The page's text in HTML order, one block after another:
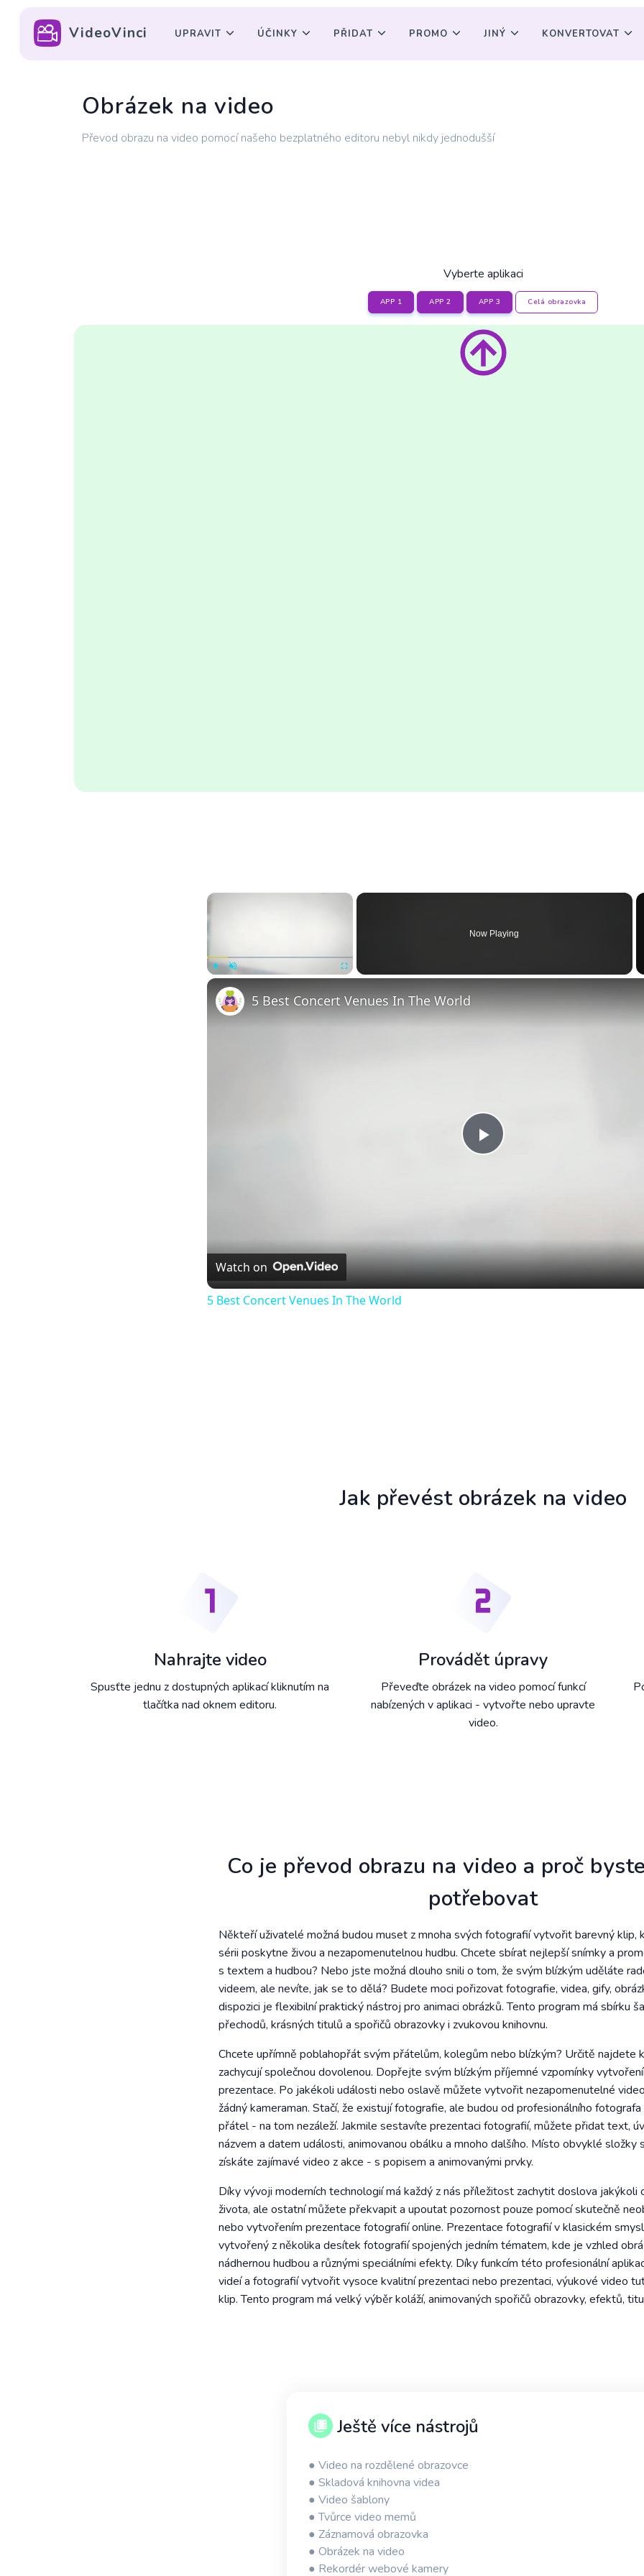
VideoVinci UPRAVIT ÚČINKY PŘIDAT PROMO JINÝ KONVERTOVAT
Obrázek na video
Převod obrazu na video pomocí našeho bezplatného editoru nebyl nikdy jednodušší
Vyberte aplikaci
APP 1 APP 2 APP 3 Celá obrazovka
×
Now Playing
Play
5 Best Concert Venues In The World
Watch on
5 Best Concert Venues In The World
Jak převést obrázek na video
Nahrajte video
Spusťte jednu z dostupných aplikací kliknutím na
tlačítka nad oknem editoru.
Provádět úpravy
Převeďte obrázek na video pomocí funkcí
nabízených v aplikaci - vytvořte nebo upravte
video.
Co je převod obrazu na video a proč
potřebovat
Někteří uživatelé možná budou muset z mnoha svých fotografií vytvořit barevný klip,
sérii poskytne živou a nezapomenutelnou hudbu. Chcete sbírat nejlepší snímky a
s textem a hudbou? Nebo jste možná dlouho snili o tom, že svým blízkým uděláte
videem, ale nevíte, jak se to dělá? Budete moci pořizovat fotografie, videa, gify,
dispozici je flexibilní praktický nástroj pro animaci obrázků. Tento program má sbírku
přechodů, krásných titulů a spořičů obrazovky i zvukovou knihovnu.
Chcete upřímně poblahopřát svým přátelům, kolegům nebo blízkým? Určitě najdete
zachycují společnou dovolenou. Dopřejte svým blízkým příjemné vzpomínky
prezentace. Po jakékoli události nebo oslavě můžete vytvořit nezapomenutelné
žádný kameraman. Stačí, že existují fotografie, ale budou od profesionálního
přátel - na tom nezáleží. Jakmile sestavíte prezentaci fotografií, můžete přidat text,
názvem a datem události, animovanou obálku a mnoho dalšího. Místo obvyklé
získáte zajímavé video z akce - s popisem a animovanými prvky.
Díky vývoji moderních technologií má každý z nás příležitost zachytit doslova jakýkoli
života, ale ostatní můžete překvapit a upoutat pozornost pouze pomocí skutečně
nebo vytvořením prezentace fotografií online. Prezentace fotografií v klasickém
vytvořený z několika desítek fotografií spojených jedním tématem, kde je vzhled
nádhernou hudbou a různými speciálními efekty. Díky funkcím této profesionální
videí a fotografií vytvořit vysoce kvalitní prezentaci nebo prezentaci, výukové video
klip. Tento program má velký výběr koláží, animovaných spořičů obrazovky, efektů,
Ještě více nástrojů
● Video na rozdělené obrazovce
● Skladová knihovna videa
● Video šablony
● Tvůrce video memů
● Záznamová obrazovka
● Obrázek na video
● Rekordér webové kamery